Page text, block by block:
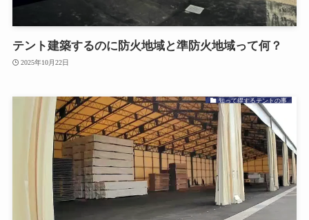
テント建築するのに防火地域と準防火地域って何？
2025年10月22日
知って得するテントの事